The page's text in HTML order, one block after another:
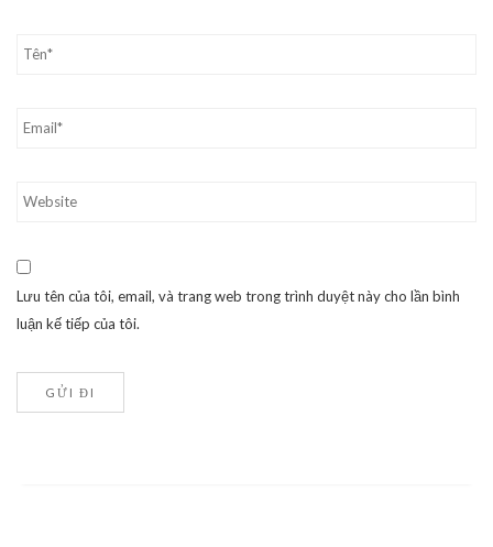
Lưu tên của tôi, email, và trang web trong trình duyệt này cho lần bình
luận kế tiếp của tôi.